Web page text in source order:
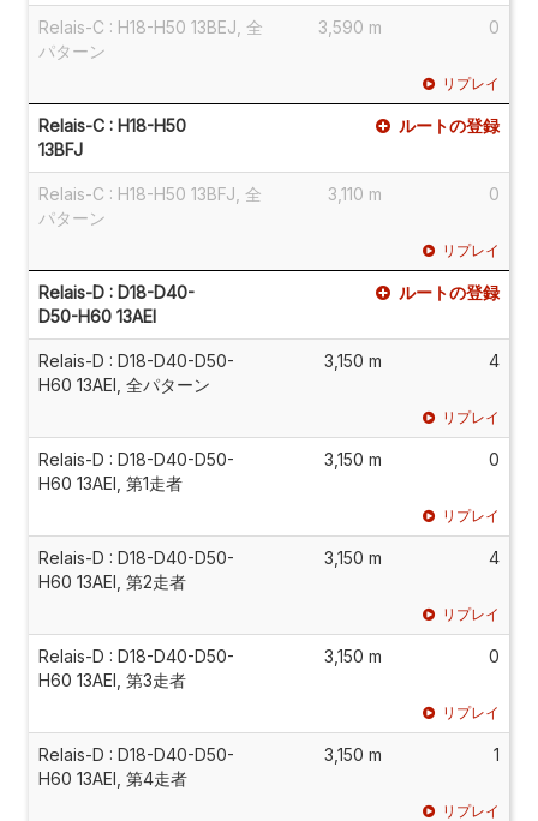
Relais-C : H18-H50 13BEJ, 全
パターン
3,590 m 0
リプレイ
Relais-C : H18-H50
13BFJ
ルートの登録
Relais-C : H18-H50 13BFJ, 全
パターン
3,110 m 0
リプレイ
Relais-D : D18-D40-
D50-H60 13AEI
ルートの登録
Relais-D : D18-D40-D50-
H60 13AEI, 全パターン
3,150 m 4
リプレイ
Relais-D : D18-D40-D50-
H60 13AEI, 第1走者
3,150 m 0
リプレイ
Relais-D : D18-D40-D50-
H60 13AEI, 第2走者
3,150 m 4
リプレイ
Relais-D : D18-D40-D50-
H60 13AEI, 第3走者
3,150 m 0
リプレイ
Relais-D : D18-D40-D50-
H60 13AEI, 第4走者
3,150 m 1
リプレイ